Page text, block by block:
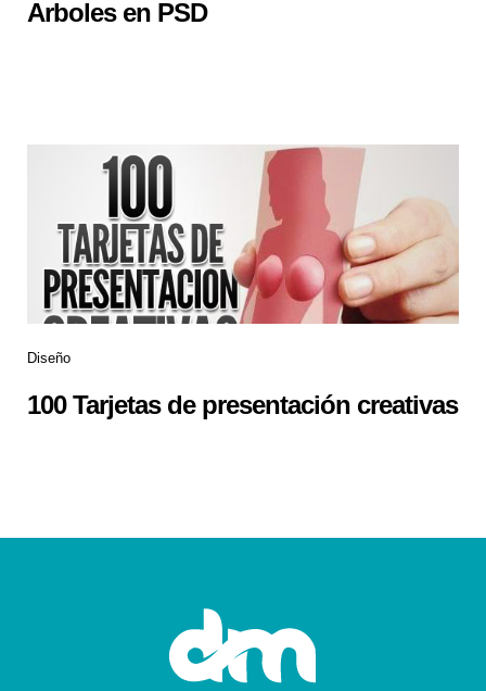
Arboles en PSD
Diseño
100 Tarjetas de presentación creativas